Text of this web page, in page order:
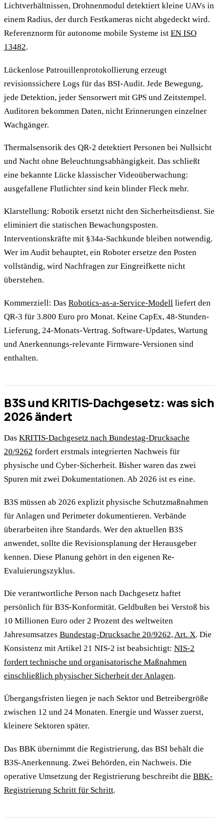
Lichtverhältnissen, Drohnenmodul detektiert kleine UAVs in
einem Radius, der durch Festkameras nicht abgedeckt wird.
Referenznorm für autonome mobile Systeme ist EN ISO
13482.
Lückenlose Patrouillenprotokollierung erzeugt
revisionssichere Logs für das BSI-Audit. Jede Bewegung,
jede Detektion, jeder Sensorwert mit GPS und Zeitstempel.
Auditoren bekommen Daten, nicht Erinnerungen einzelner
Wachgänger.
Thermalsensorik des QR-2 detektiert Personen bei Nullsicht
und Nacht ohne Beleuchtungsabhängigkeit. Das schließt
eine bekannte Lücke klassischer Videoüberwachung:
ausgefallene Flutlichter sind kein blinder Fleck mehr.
Klarstellung: Robotik ersetzt nicht den Sicherheitsdienst. Sie
eliminiert die statischen Bewachungsposten.
Interventionskräfte mit §34a-Sachkunde bleiben notwendig.
Wer im Audit behauptet, ein Roboter ersetze den Posten
vollständig, wird Nachfragen zur Eingreifkette nicht
überstehen.
Kommerziell: Das Robotics-as-a-Service-Modell liefert den
QR-3 für 3.800 Euro pro Monat. Keine CapEx, 48-Stunden-
Lieferung, 24-Monats-Vertrag. Software-Updates, Wartung
und Anerkennungs-relevante Firmware-Versionen sind
enthalten.
B3S und KRITIS-Dachgesetz: was sich
2026 ändert
Das KRITIS-Dachgesetz nach Bundestag-Drucksache
20/9262 fordert erstmals integrierten Nachweis für
physische und Cyber-Sicherheit. Bisher waren das zwei
Spuren mit zwei Dokumentationen. Ab 2026 ist es eine.
B3S müssen ab 2026 explizit physische Schutzmaßnahmen
für Anlagen und Perimeter dokumentieren. Verbände
überarbeiten ihre Standards. Wer den aktuellen B3S
anwendet, sollte die Revisionsplanung der Herausgeber
kennen. Diese Planung gehört in den eigenen Re-
Evaluierungszyklus.
Die verantwortliche Person nach Dachgesetz haftet
persönlich für B3S-Konformität. Geldbußen bei Verstoß bis
10 Millionen Euro oder 2 Prozent des weltweiten
Jahresumsatzes Bundestag-Drucksache 20/9262, Art. X. Die
Konsistenz mit Artikel 21 NIS-2 ist beabsichtigt: NIS-2
fordert technische und organisatorische Maßnahmen
einschließlich physischer Sicherheit der Anlagen.
Übergangsfristen liegen je nach Sektor und Betreibergröße
zwischen 12 und 24 Monaten. Energie und Wasser zuerst,
kleinere Sektoren später.
Das BBK übernimmt die Registrierung, das BSI behält die
B3S-Anerkennung. Zwei Behörden, ein Nachweis. Die
operative Umsetzung der Registrierung beschreibt die BBK-
Registrierung Schritt für Schritt.